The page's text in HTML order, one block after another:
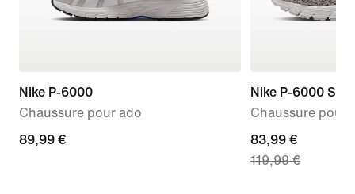
Nike P-6000
Chaussure pour ado
89,99 €
89,99 €
Nike P-6000 SE
Chaussure pour
current
price
83,99 €
119,99 €